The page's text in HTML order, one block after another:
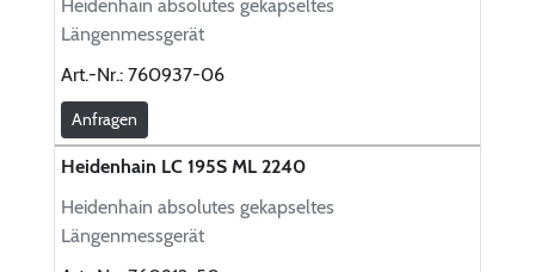
Heidenhain absolutes gekapseltes
Längenmessgerät
Art.-Nr.: 760937-06
Anfragen
Heidenhain LC 195S ML 2240
Heidenhain absolutes gekapseltes
Längenmessgerät